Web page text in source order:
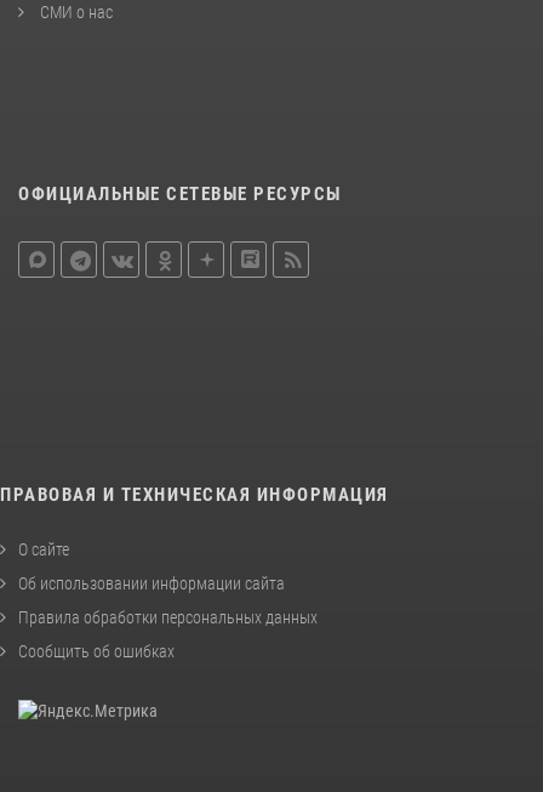
СМИ о нас
ОФИЦИАЛЬНЫЕ СЕТЕВЫЕ РЕСУРСЫ
ПРАВОВАЯ И ТЕХНИЧЕСКАЯ ИНФОРМАЦИЯ
О сайте
Об использовании информации сайта
Правила обработки персональных данных
Сообщить об ошибках